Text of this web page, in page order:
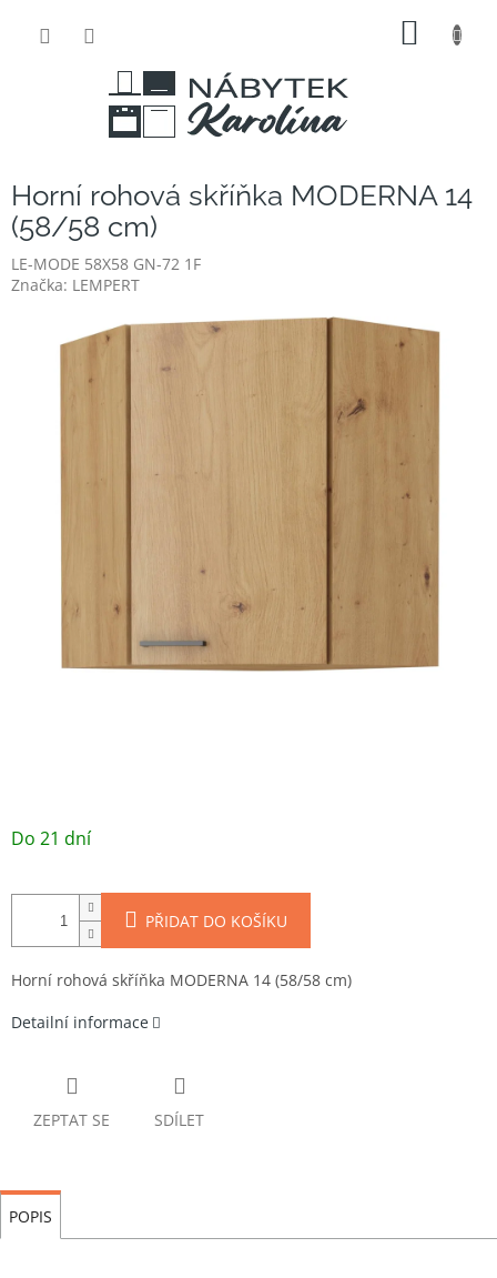
Horní rohová skříňka MODERNA 14
(58/58 cm)
LE-MODE 58X58 GN-72 1F
Značka: LEMPERT
Do 21 dní
PŘIDAT DO KOŠÍKU
Horní rohová skříňka MODERNA 14 (58/58 cm)
Detailní informace
ZEPTAT SE SDÍLET
POPIS